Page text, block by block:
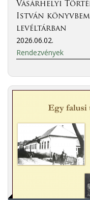
Vásárhelyi
István
levéltárban
2026.06.02.
Rendezvények